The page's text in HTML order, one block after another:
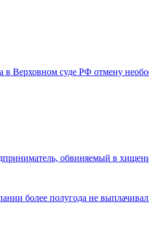
в Верховном суде РФ отмену
обвиняемый в
более полугода не